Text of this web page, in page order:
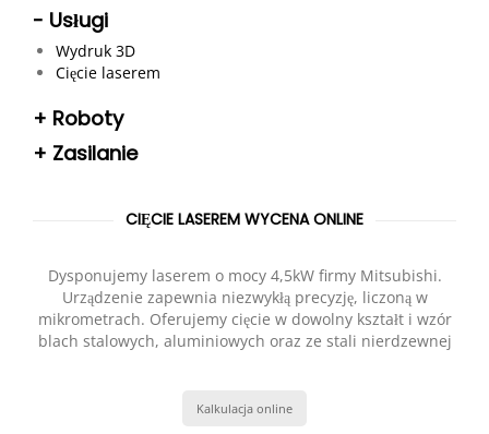
- Usługi
Wydruk 3D
Cięcie laserem
+ Roboty
+ Zasilanie
CIĘCIE LASEREM WYCENA ONLINE
Dysponujemy laserem o mocy 4,5kW firmy Mitsubishi.
Urządzenie zapewnia niezwykłą precyzję, liczoną w
mikrometrach. Oferujemy cięcie w dowolny kształt i wzór
blach stalowych, aluminiowych oraz ze stali nierdzewnej
Kalkulacja online